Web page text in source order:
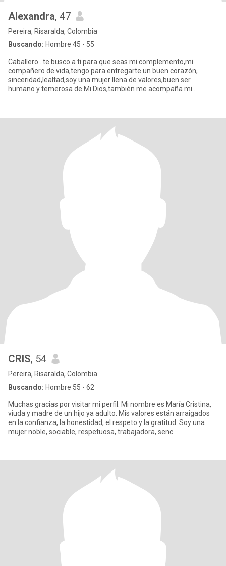
Alexandra, 47
Pereira, Risaralda, Colombia
Buscando: Hombre 45 - 55
Caballero...te busco a ti para que seas mi complemento,mi
compañero de vida,tengo para entregarte un buen corazón,
sinceridad,lealtad,soy una mujer llena de valores,buen ser
humano y temerosa de Mi Dios,también me acompaña mi
CRIS, 54
Pereira, Risaralda, Colombia
Buscando: Hombre 55 - 62
Muchas gracias por visitar mi perfil. Mi nombre es María Cristina,
viuda y madre de un hijo ya adulto. Mis valores están arraigados
en la confianza, la honestidad, el respeto y la gratitud. Soy una
mujer noble, sociable, respetuosa, trabajadora, senc